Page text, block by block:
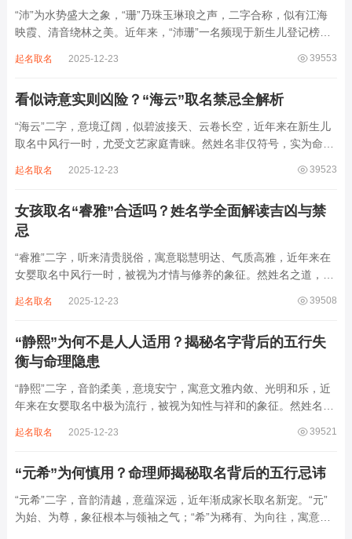
“沛”为水势盛大之象，“珊”乃珠玉琳琅之声，二字合称，似有江海
映霞、清音绕林之美。近年来，“沛珊”一名频现于新生儿登记榜
雅符号，实为命理五行流转之枢纽。一字之选，关乎气场平衡。沛
39553
起名取名 2025-12-23
看似诗意实则凶险？“海云”取名禁忌全解析
“海云”二字，意境辽阔，似碧波接天、云卷长空，近年来在新生儿
取名中风行一时，尤受文艺家庭青睐。然姓名非仅符号，实为命局
滔天，木浮无根，阴气过重，易致意志不坚、事业漂泊、健康受
39523
起名取名 2025-12-23
女孩取名“睿雅”合适吗？姓名学全面解读吉凶与禁
忌
“睿雅”二字，听来清贵脱俗，寓意聪慧明达、气质高雅，近年来在
女婴取名中风行一时，被视为才情与修养的象征。然姓名之道，贵
增心力。细察“睿雅”之局，实藏金水成势、火土受制之患，若不顾
39508
起名取名 2025-12-23
“静熙”为何不是人人适用？揭秘名字背后的五行失
衡与命理隐患
“静熙”二字，音韵柔美，意境安宁，寓意文雅内敛、光明和乐，近
年来在女婴取名中极为流行，被视为知性与祥和的象征。然姓名命
象，实藏金水偏寒、火气受制之弊，若不顾八字强弱，盲目套用，
39521
起名取名 2025-12-23
“元希”为何慎用？命理师揭秘取名背后的五行忌讳
“元希”二字，音韵清越，意蕴深远，近年渐成家长取名新宠。“元”
为始、为尊，象征根本与领袖之气；“希”为稀有、为向往，寓意卓